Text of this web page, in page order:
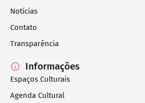
Notícias
Contato
Transparência
Informações
Espaços Culturais
Agenda Cultural